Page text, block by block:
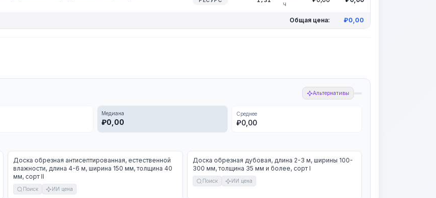
ч
Общая цена: ₽0,00
Альтернативы
Медиана
₽0,00
Среднее
₽0,00
Доска обрезная антисептированная, естественной
влажности, длина 4-6 м, ширина 150 мм, толщина 40
мм, сорт II
Поиск ИИ цена
Доска обрезная дубовая, длина 2-3 м, ширины 100-
300 мм, толщина 35 мм и более, сорт I
Поиск ИИ цена